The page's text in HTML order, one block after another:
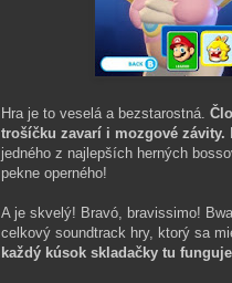
Hra je to veselá a bezstarostná.
trošíčku zavarí i mozgové závity.
jedného z najlepších herných
pekne operného!
A je skvelý! Bravó, bravissimo!
celkový soundtrack hry, ktorý sa
každý kúsok skladačky tu